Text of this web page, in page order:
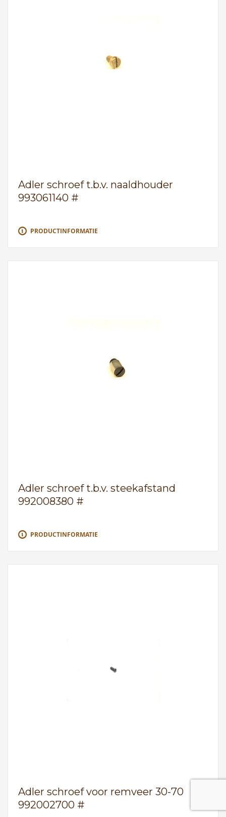
Adler schroef t.b.v. naaldhouder
993061140 #
PRODUCTINFORMATIE
Adler schroef t.b.v. steekafstand
992008380 #
PRODUCTINFORMATIE
Adler schroef voor remveer 30-70
992002700 #